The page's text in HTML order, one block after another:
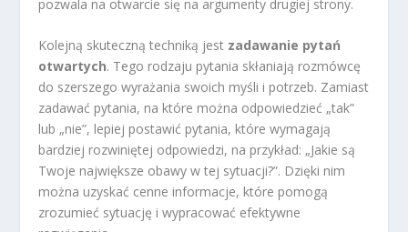
pozwala na otwarcie się na argumenty drugiej strony.
Kolejną skuteczną techniką jest zadawanie pytań
otwartych. Tego rodzaju pytania skłaniają rozmówcę
do szerszego wyrażania swoich myśli i potrzeb. Zamiast
zadawać pytania, na które można odpowiedzieć „tak”
lub „nie”, lepiej postawić pytania, które wymagają
bardziej rozwiniętej odpowiedzi, na przykład: „Jakie są
Twoje największe obawy w tej sytuacji?”. Dzięki nim
można uzyskać cenne informacje, które pomogą
zrozumieć sytuację i wypracować efektywne